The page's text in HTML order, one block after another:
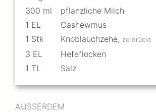
300 ml
pflanzliche Milch
1 EL
Cashewmus
1 Stk Knoblauchzehe, zerdrückt
3 EL
Hefeflocken
1 TL Salz
AUSSERDEM